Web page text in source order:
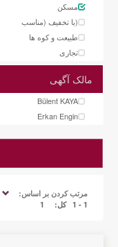
مسکن
(با تخفیف (مناسب
طبیعت و کوه ها
تجاری
مالک آگهی
Bülent KAYA
Erkan Engin
مرتب کردن بر اساس:
1 - 1 کل: 1